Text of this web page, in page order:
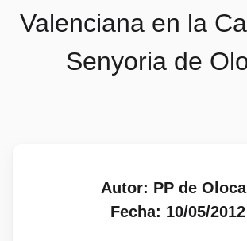
Valenciana en la
Senyoria de
Autor: PP de
Fecha: 10/05/2012